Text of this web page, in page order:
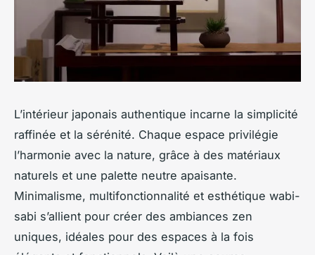
L’intérieur japonais authentique incarne la simplicité
raffinée et la sérénité. Chaque espace privilégie
l’harmonie avec la nature, grâce à des matériaux
naturels et une palette neutre apaisante.
Minimalisme, multifonctionnalité et esthétique wabi-
sabi s’allient pour créer des ambiances zen
uniques, idéales pour des espaces à la fois